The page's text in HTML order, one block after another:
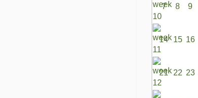
7 8 9
14 15 16
21 22 23